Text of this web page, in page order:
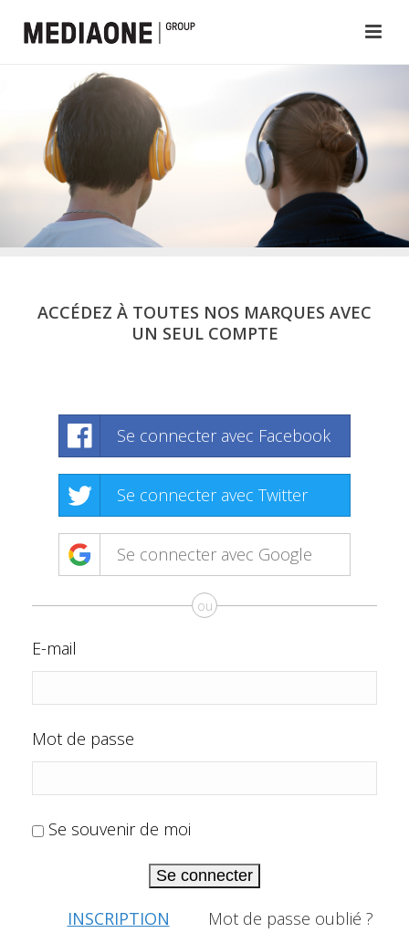
ACCÉDEZ À TOUTES NOS MARQUES AVEC
UN SEUL COMPTE
Se connecter avec Facebook
Se connecter avec Twitter
Se connecter avec Google
ou
E-mail
Mot de passe
Se souvenir de moi
Se connecter
INSCRIPTION Mot de passe oublié ?